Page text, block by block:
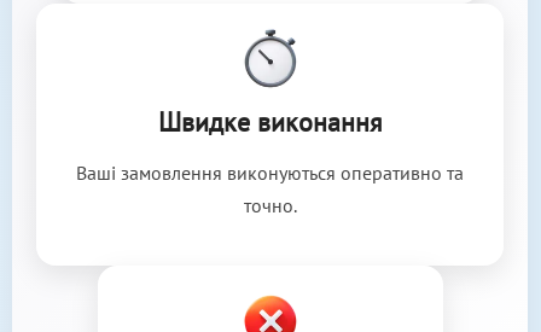
Швидке виконання
Ваші замовлення виконуються оперативно та
точно.